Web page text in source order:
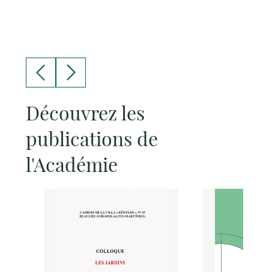
Découvrez les
publications de
l'Académie